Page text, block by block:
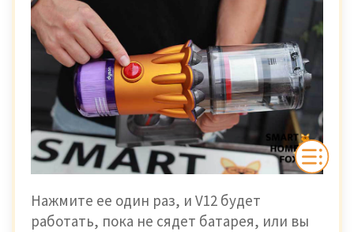
Нажмите ее один раз, и V12 будет
работать, пока не сядет батарея, или вы